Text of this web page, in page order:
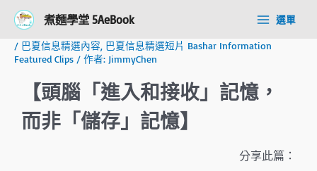
煮麵學堂 5AeBook
Main
Menu
選單
/ 巴夏信息精選內容 巴夏信息精選短片 Bashar Information
Featured Clips / 作者: JimmyChen
【頭腦「進入和接收」記憶，
而非「儲存」記憶】
分享此篇：
navigation